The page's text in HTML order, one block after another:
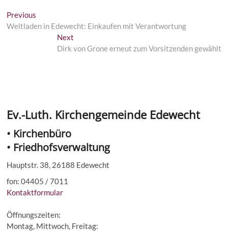
Beitragsnavigation
Previous
post:
Weltladen in Edewecht: Einkaufen mit Verantwortung
NextNext
post:
Dirk von Grone erneut zum Vorsitzenden gewählt
Ev.-Luth. Kirchengemeinde Edewecht
• Kirchenbüro
• Friedhofsverwaltung
Hauptstr. 38, 26188 Edewecht
fon: 04405 / 7011
Kontaktformular
Öffnungszeiten:
Montag, Mittwoch, Freitag: